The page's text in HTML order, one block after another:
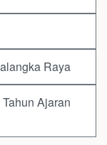
Raya
Ajaran